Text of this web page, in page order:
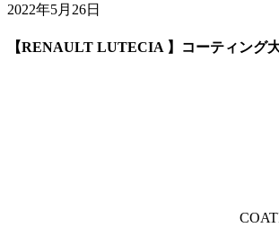
2022年5月26日
【RENAULT LUTECIA 】コーティング